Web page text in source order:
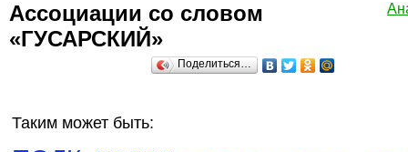
Ассоциации со словом
«ГУСАРСКИЙ»
Поделиться…
Таким может быть: